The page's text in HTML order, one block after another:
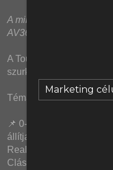
Marketing
A mikrofonokat és
AV365.hu biztosította.
A Tourette-ben: Thomas
szurkolók áradata és a
Témák:
📌 0-4, 2-5, 3-2 és 4-3.
állítja, hogy az idei
Real Madrid és a
Clásico talán minden